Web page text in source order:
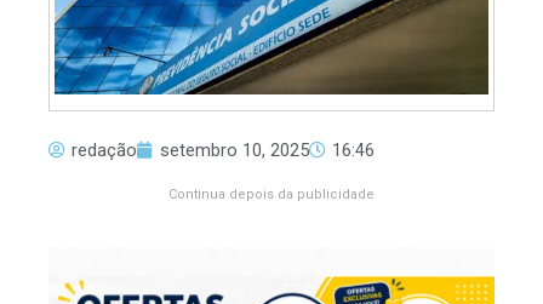
redação setembro 10, 2025 16:46
Continua depois da publicidade